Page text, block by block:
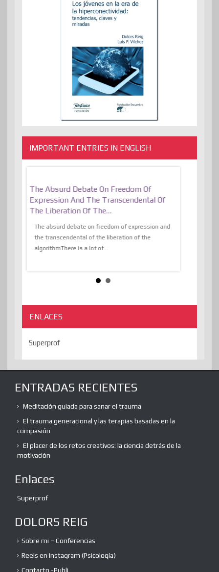
IMPORTANT ENTRIES IN ENGLISH
The Absurd Debate On Freedom Of
Expression And The Transcendental Of
The Liberation Of The…
The absurd debate on freedom of expression and
the transcendental of the liberation of the
algorithmThere is a lot of...
ENLACES
Superprof
ENTRADAS RECIENTES
Meditación guiada para sanar el trauma
El trauma generacional y las terapias basadas en la
compasión
El placer de los retos creativos: la ciencia detrás de la
motivación
Enlaces
Superprof
DOLORS REIG
Sobre mi – Conferencias
Reels en Instagram (Psicología)
Contacto -Publi